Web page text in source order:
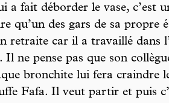
a fait déborder le vase, c’est
qu’un des gars de sa propre
retraite car il a travaillé dans
Il ne pense pas que son
bronchite lui fera craindre
Fafa. Il veut partir et puis